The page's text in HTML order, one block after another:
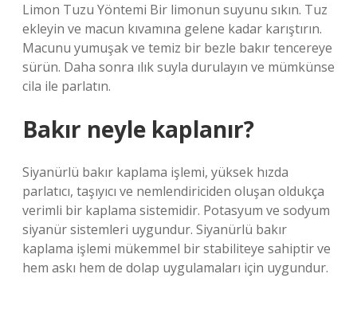
Limon Tuzu Yöntemi Bir limonun suyunu sıkın. Tuz
ekleyin ve macun kıvamına gelene kadar karıştırın.
Macunu yumuşak ve temiz bir bezle bakır tencereye
sürün. Daha sonra ılık suyla durulayın ve mümkünse
cila ile parlatın.
Bakır neyle kaplanır?
Siyanürlü bakır kaplama işlemi, yüksek hızda
parlatıcı, taşıyıcı ve nemlendiriciden oluşan oldukça
verimli bir kaplama sistemidir. Potasyum ve sodyum
siyanür sistemleri uygundur. Siyanürlü bakır
kaplama işlemi mükemmel bir stabiliteye sahiptir ve
hem askı hem de dolap uygulamaları için uygundur.